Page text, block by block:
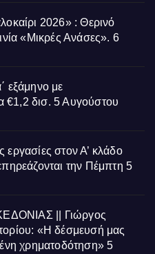
2026» : Θερινό
«Μικρές Ανάσες». 6
εξάμηνο με
€1,2 δισ. 5 Αυγούστου
στον Α’ κλάδο
την Πέμπτη 5
|| Γιώργος
«Η δέσμευσή μας
χρηματοδότηση» 5